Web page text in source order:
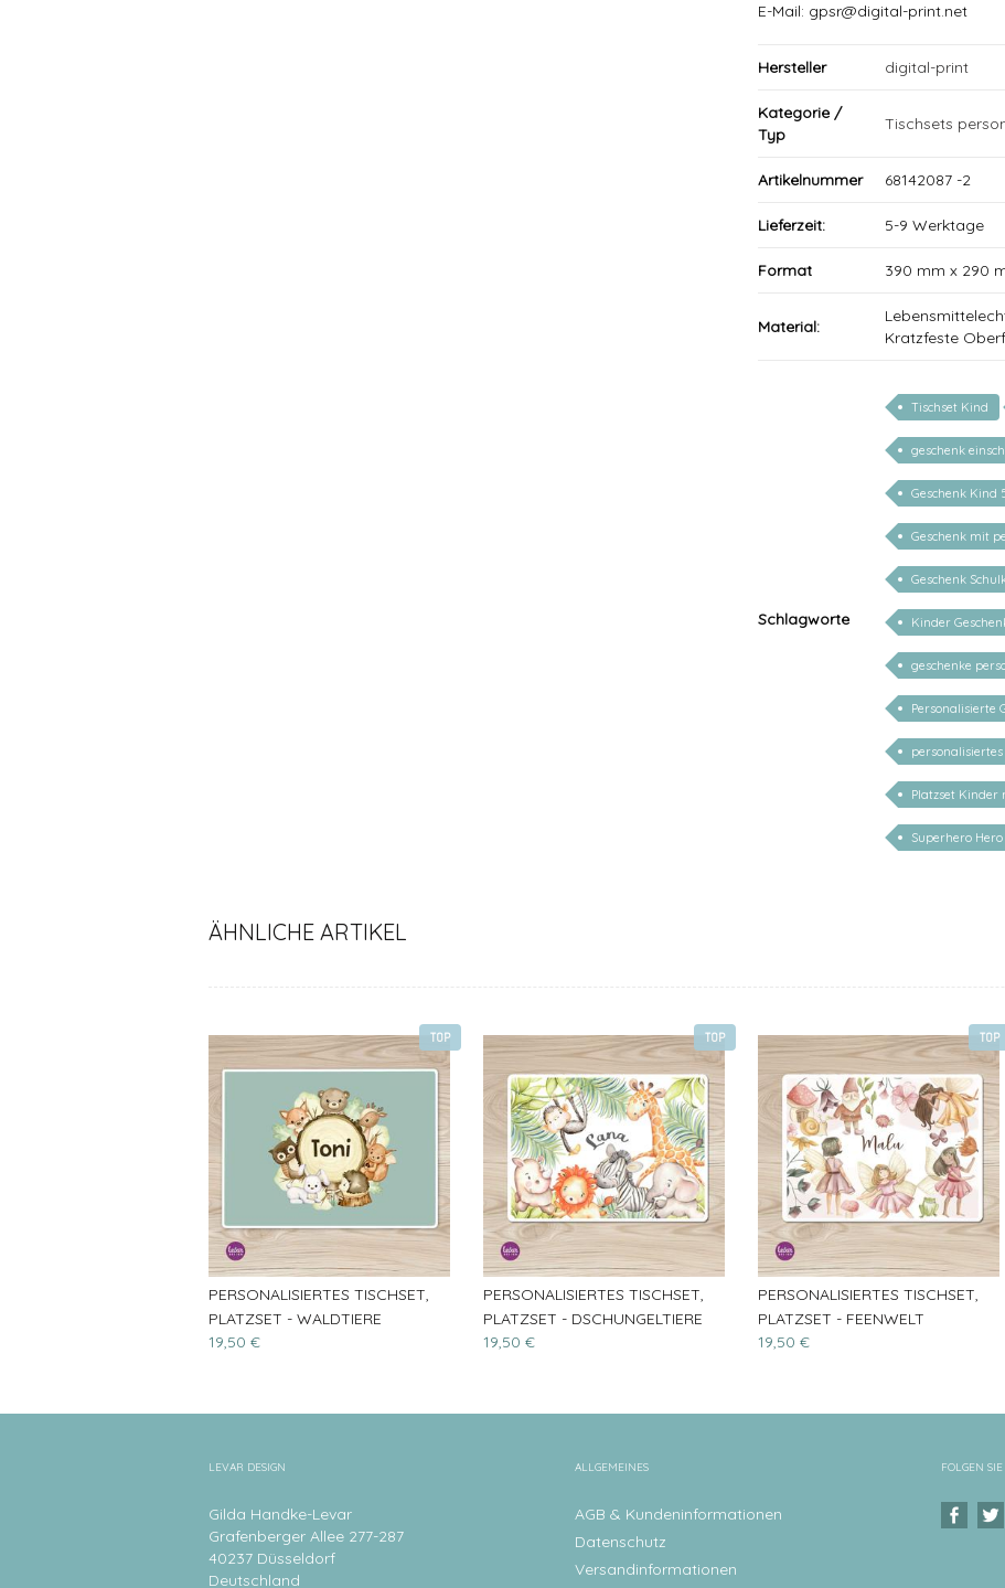
E-Mail: gpsr@digital-print.net
Hersteller digital-print
Kategorie /
Typ
Tischsets
Artikelnummer 68142087 -2
Lieferzeit: 5-9 Werktage
Format 390 mm x 290
Material:
Kratzfeste
Schlagworte
Tischset Kind
geschenk
Geschenk Kind
Geschenk mit
Geschenk
Kinder
geschenke
Personalisierte
Platzset Kinder
Superhero Hero
ÄHNLICHE ARTIKEL
TOP
PERSONALISIERTES TISCHSET,
PLATZSET - WALDTIERE
19,50 €
TOP
PERSONALISIERTES TISCHSET,
PLATZSET - DSCHUNGELTIERE
19,50 €
TOP
PERSONALISIERTES TISCHSET,
PLATZSET - FEENWELT
19,50 €
LEVAR DESIGN
Gilda Handke-Levar
Grafenberger Allee 277-287
40237 Düsseldorf
Deutschland
ALLGEMEINES
AGB & Kundeninformationen
Datenschutz
Versandinformationen
FOLGEN